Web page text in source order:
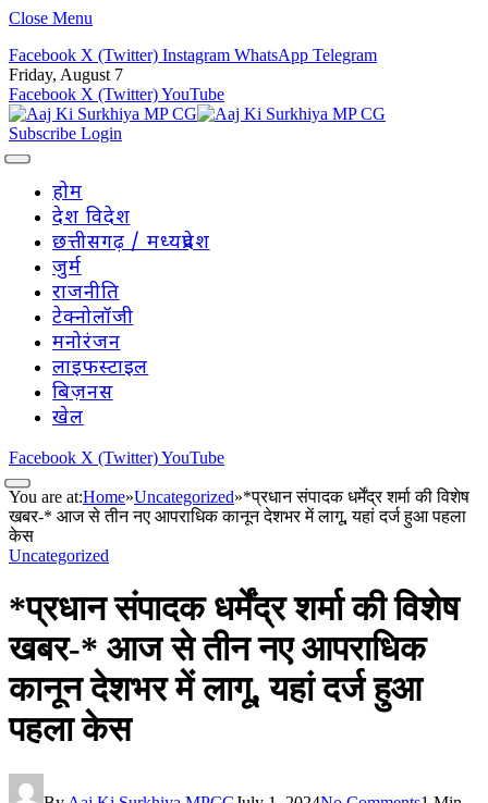
Close Menu
Facebook X (Twitter) Instagram WhatsApp Telegram
Friday, August 7
Facebook X (Twitter)YouTube
Subscribe Login
होम
देश विदेश
छत्तीसगढ़ / मध्यप्रदेश
जुर्म
राजनीति
टेक्नोलॉजी
मनोरंजन
लाइफस्टाइल
बिज़नस
खेल
Facebook X (Twitter)YouTube
You are at:Home»Uncategorized»*प्रधान संपादक धर्मेंद्र शर्मा की विशेष
खबर-* आज से तीन नए आपराधिक कानून देशभर में लागू, यहां दर्ज हुआ पहला
केस
Uncategorized
*प्रधान संपादक धर्मेंद्र शर्मा की विशेष
खबर-* आज से तीन नए आपराधिक
कानून देशभर में लागू, यहां दर्ज हुआ
पहला केस